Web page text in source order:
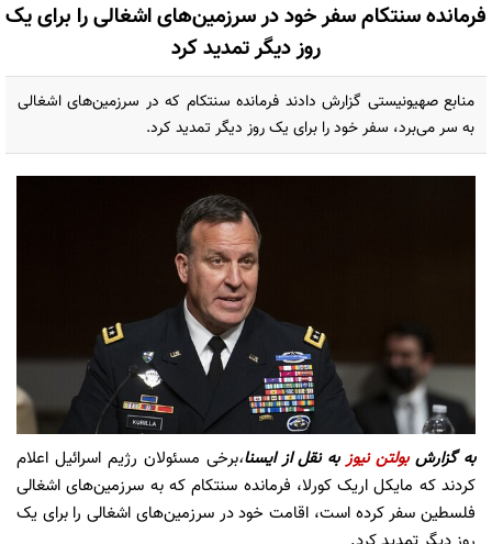
فرمانده سنتکام سفر خود در سرزمین‌های اشغالی را برای یک
روز دیگر تمدید کرد
منابع صهیونیستی گزارش دادند فرمانده سنتکام که در سرزمین‌های اشغالی
به سر می‌برد، سفر خود را برای یک روز دیگر تمدید کرد.
به گزارشبولتن نیوزبه نقل از ایسنا،برخی مسئولان رژیم اسرائیل اعلام
کردند که مایکل اریک‌ کورلا، فرمانده سنتکام که به سرزمین‌های اشغالی
فلسطین سفر کرده است، اقامت خود در سرزمین‌های اشغالی را برای یک